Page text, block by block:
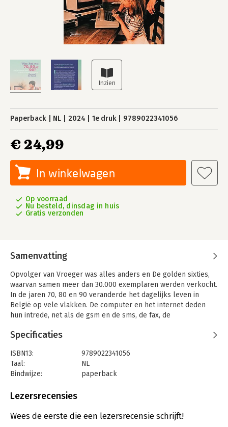
Paperback NL 2024 1e druk 9789022341056
€ 24,99
In winkelwagen
Op voorraad
Nu besteld, dinsdag in huis
Gratis verzonden
Samenvatting
Opvolger van Vroeger was alles anders en De golden sixties,
waarvan samen meer dan 30.000 exemplaren werden verkocht.
In de jaren 70, 80 en 90 veranderde het dagelijks leven in
België op vele vlakken. De computer en het internet deden
hun intrede, net als de gsm en de sms, de fax, de
microgolfoven. Er kwamen geldautomaten in het straatbeeld
discountsupermarkten, fastfoodketens en Zweedse
meubelwinkels opduiken. We begonnen ons afval te sorteren.
Het dragen van de gordel in de auto werd verplicht, en we
zenders, in de zetel lag nu een afstandsbediening.
gewone leven veranderde tussen 1973, het einde van de
Specificaties
ISBN13:
9789022341056
Taal:
NL
Bindwijze:
paperback
Uitgever:
Verschijningsdatum:
18-11-2024
Lezersrecensies
Wees de eerste die een lezersrecensie schrijft!